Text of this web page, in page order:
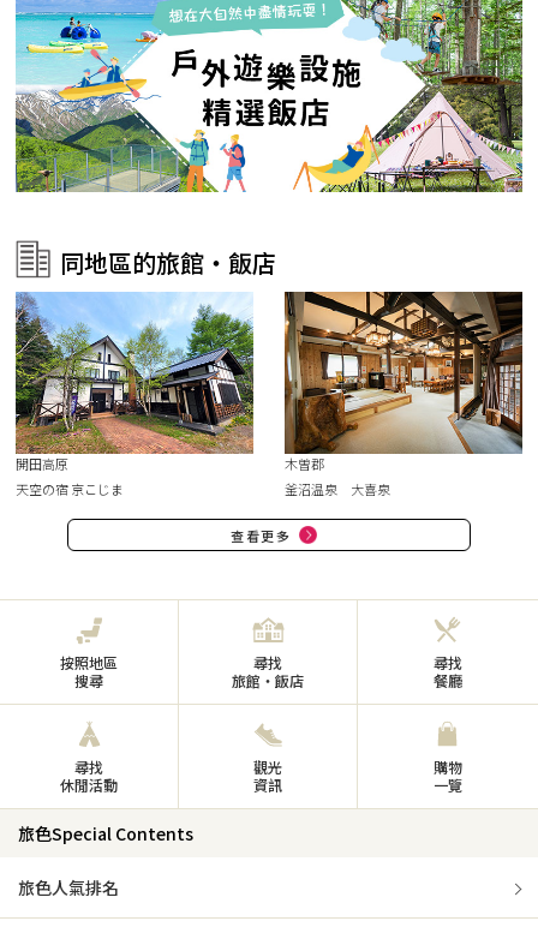
同地區的旅館・飯店
開田高原
天空の宿 京こじま
木曽郡
釜沼温泉 大喜泉
查看更多
按照地區
搜尋
尋找
旅館・飯店
尋找
餐廳
尋找
休閒活動
觀光
資訊
購物
一覽
旅色Special Contents
旅色人氣排名